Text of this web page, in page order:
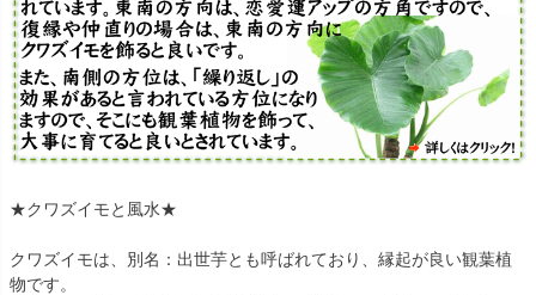
★クワズイモと風水★
クワズイモは、別名：出世芋とも呼ばれており、縁起が良い観葉植
物です。